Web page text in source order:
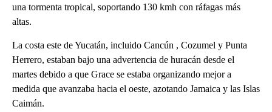
una tormenta tropical, soportando 130 kmh con ráfagas más
altas.
La costa este de Yucatán, incluido Cancún , Cozumel y Punta
Herrero, estaban bajo una advertencia de huracán desde el
martes debido a que Grace se estaba organizando mejor a
medida que avanzaba hacia el oeste, azotando Jamaica y las Islas
Caimán.